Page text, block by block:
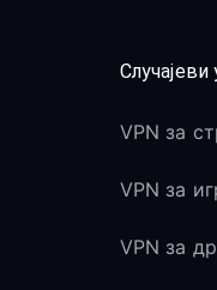
VPN за
VPN за
VPN за